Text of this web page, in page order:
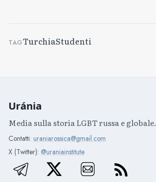
TAGTurchiaStudenti
Uránia
Media sulla storia LGBT russa e globale.
Contatti: uraniarossica@gmail.com
X (Twitter): @uraniainstitute